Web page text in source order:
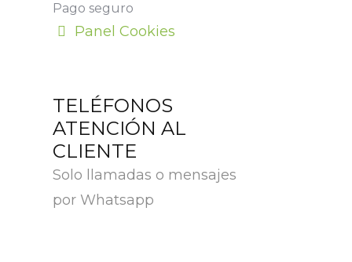
Pago seguro
Panel Cookies
TELÉFONOS
ATENCIÓN AL
CLIENTE
Solo llamadas o mensajes
por Whatsapp